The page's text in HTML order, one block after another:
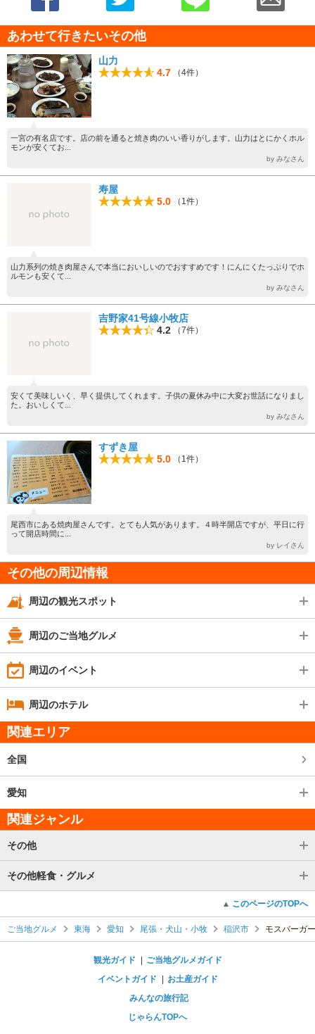
あわせて行きたいその他
山力
4.7
（4件）
一宮の有名店です。店の前を通ると焼き肉のいい香りがします。山力はとにかくホル
モンが安くてお...
by みなさん
寿屋
5.0
（1件）
山力系列の焼き肉屋さんで本当においしいのでおすすめです！にんにくたっぷりでホ
ルモンも安くて...
by みなさん
吉野家41号線小牧店
4.2
（7件）
安くて美味しいく、早く提供してくれます。子供の夏休み中に大変お世話になりまし
た。おいしくて...
by みなさん
すずき屋
5.0
（1件）
尾西市にある焼肉屋さんです。とても人気があります。４時半開店ですが、平日に行
って開店時間に...
by レイさん
その他の周辺情報
周辺の観光スポット
周辺のご当地グルメ
周辺のイベント
周辺のホテル
関連エリア
全国
愛知
関連ジャンル
その他
その他軽食・グルメ
このページのTOPへ
ご当地グルメ 東海 愛知 尾張・犬山・小牧 稲沢市 モスバーガ
観光ガイド
ご当地グルメガイド
イベントガイド
お土産ガイド
みんなの旅行記
じゃらんTOPへ